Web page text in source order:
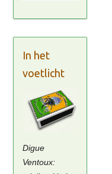
In het
voetlicht
Digue
Ventoux: